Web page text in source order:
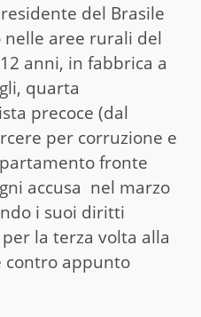
del Brasile
nelle aree rurali del
anni, in fabbrica a
quarta
precoce (dal
per corruzione e
fronte
accusa nel marzo
i suoi diritti
la terza volta alla
contro appunto